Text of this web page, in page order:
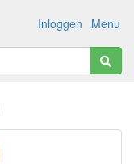
Menu
Inloggen